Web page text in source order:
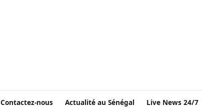
Contactez-nous Actualité au Sénégal Live News 24/7